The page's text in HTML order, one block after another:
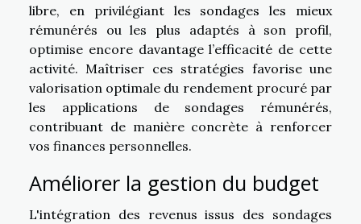
libre, en privilégiant les sondages les mieux
rémunérés ou les plus adaptés à son profil,
optimise encore davantage l’efficacité de cette
activité. Maîtriser ces stratégies favorise une
valorisation optimale du rendement procuré par
les applications de sondages rémunérés,
contribuant de manière concrète à renforcer
vos finances personnelles.
Améliorer la gestion du budget
L'intégration des revenus issus des sondages